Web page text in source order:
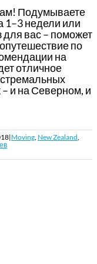
Подумываете
1–3 недели или
для вас – поможет
по
на
отличное
– и на Северном, и
|Moving, New Zealand,